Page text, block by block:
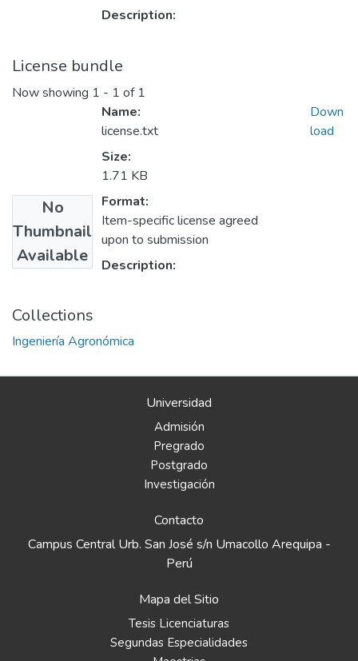
Description:
License bundle
Now showing 1 - 1 of 1
No
Thumbnail
Available
Name:
license.txt
Size:
1.71 KB
Format:
Item-specific license agreed
upon to submission
Description:
Down
load
Collections
Ingeniería Agronómica
Universidad
Admisión
Pregrado
Postgrado
Investigación
Contacto
Campus Central Urb. San José s/n Umacollo Arequipa -
Perú
Mapa del Sitio
Tesis Licenciaturas
Segundas Especialidades